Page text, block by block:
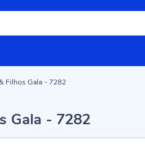
Filhos Gala - 7282
Gala - 7282